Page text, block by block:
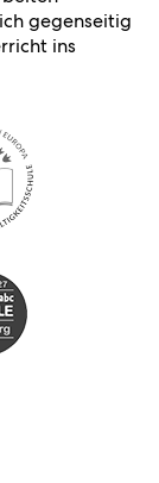
gegenseitig
ins